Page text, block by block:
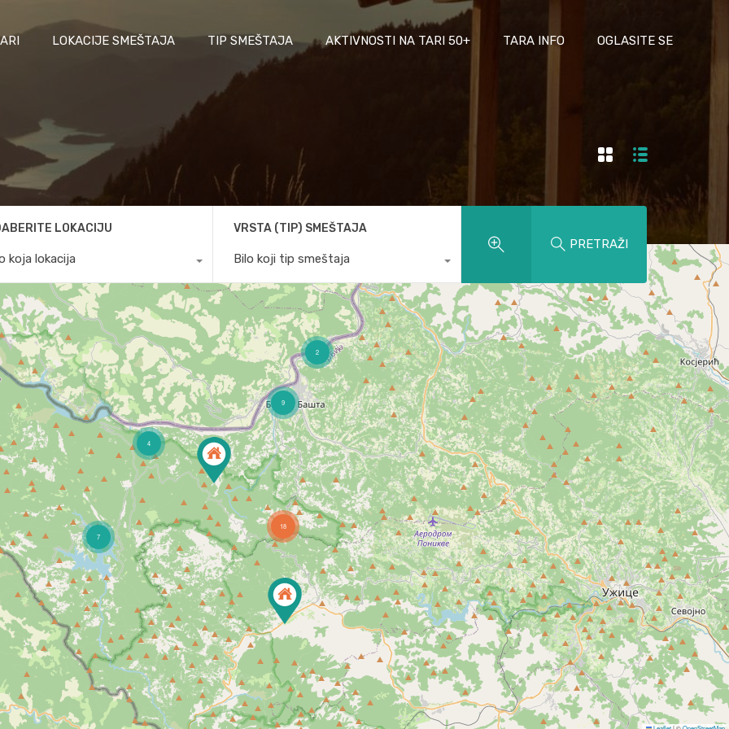
LOKACIJE SMEŠTAJA TIP SMEŠTAJA AKTIVNOSTI NA TARI 50+ TARA INFO OGLASITE SE
LOKACIJU
koja lokacija
VRSTA (TIP) SMEŠTAJA
Bilo koji tip smeštaja
PRETRAŽI
2
4
7
9
18